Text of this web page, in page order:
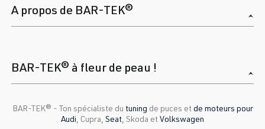
A propos de BAR-TEK®
BAR-TEK® à fleur de peau !
BAR-TEK®️ - Ton spécialiste du tuning de puces etde moteurs pour
Audi , Cupra, Seat , Skoda etVolkswagen